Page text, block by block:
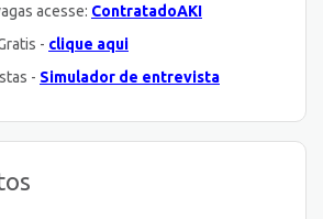
acesse: ContratadoAKI
- clique aqui
- Simulador de entrevista